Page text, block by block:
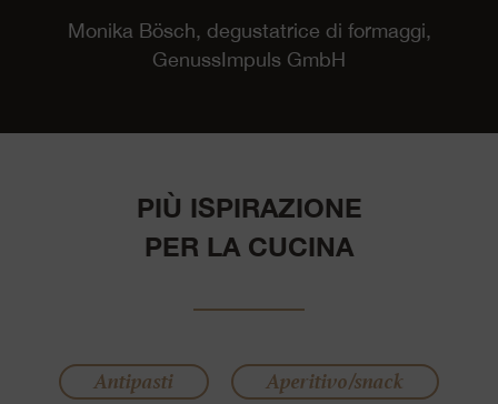
Monika Bösch, degustatrice di formaggi,
GenussImpuls GmbH
PIÙ ISPIRAZIONE
PER LA CUCINA
Antipasti
Aperitivo/snack